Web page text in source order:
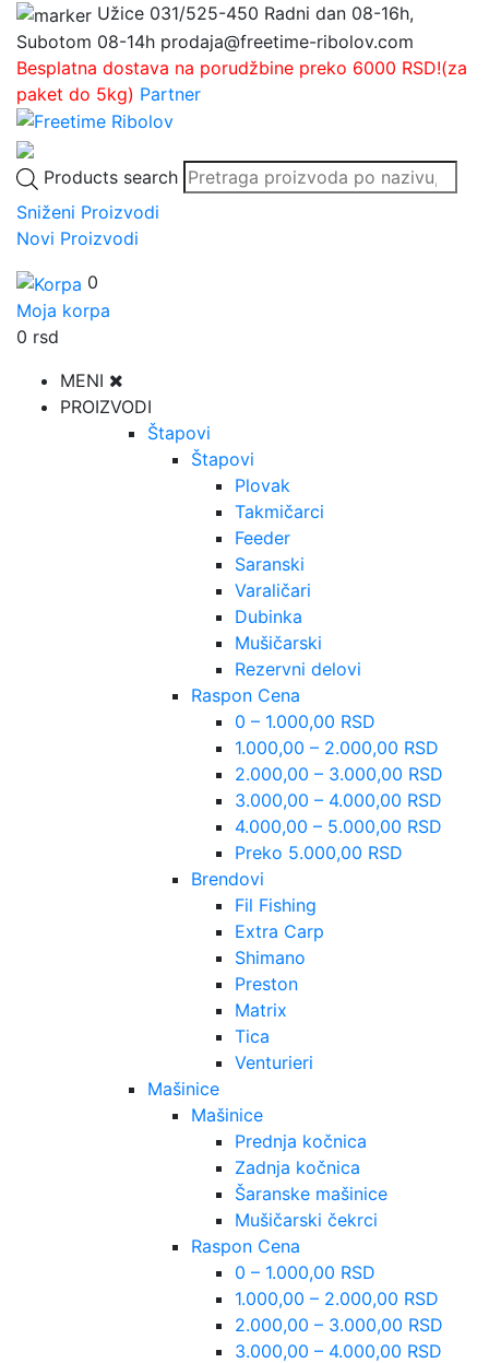
Užice 031/525-450 Radni dan 08-16h,
Subotom 08-14h prodaja@freetime-ribolov.com
Besplatna dostava na porudžbine preko 6000 RSD!(za
paket do 5kg) Partner
Products search
Sniženi Proizvodi
Novi Proizvodi
0
Moja korpa
0 rsd
MENI
PROIZVODI
Štapovi
Štapovi
Plovak
Takmičarci
Feeder
Saranski
Varaličari
Dubinka
Mušičarski
Rezervni delovi
Raspon Cena
0 – 1.000,00 RSD
1.000,00 – 2.000,00 RSD
2.000,00 – 3.000,00 RSD
3.000,00 – 4.000,00 RSD
4.000,00 – 5.000,00 RSD
Preko 5.000,00 RSD
Brendovi
Fil Fishing
Extra Carp
Shimano
Preston
Matrix
Tica
Venturieri
Mašinice
Mašinice
Prednja kočnica
Zadnja kočnica
Šaranske mašinice
Mušičarski čekrci
Raspon Cena
0 – 1.000,00 RSD
1.000,00 – 2.000,00 RSD
2.000,00 – 3.000,00 RSD
3.000,00 – 4.000,00 RSD